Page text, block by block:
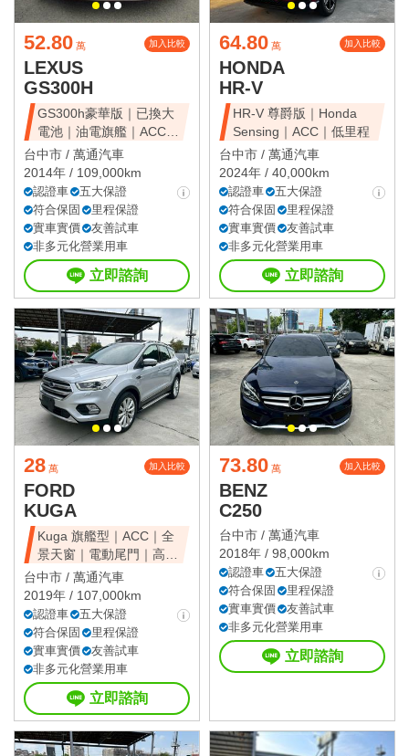
52.80 萬 加入比較
LEXUS
GS300H
GS300h豪華版｜已換大
電池｜油電旗艦｜ACC｜
天窗豪華房
台中市 / 萬通汽車
2014年 / 109,000km
認證車
五大保證
符合保固
里程保證
實車實價
友善試車
非多元化營業用車
立即諮詢
64.80 萬 加入比較
HONDA
HR-V
HR-V 尊爵版｜Honda
Sensing｜ACC｜低里程
台中市 / 萬通汽車
2024年 / 40,000km
認證車
五大保證
符合保固
里程保證
實車實價
友善試車
非多元化營業用車
立即諮詢
28 萬 加入比較
FORD
KUGA
Kuga 旗艦型｜ACC｜全
景天窗｜電動尾門｜高CP
值休旅
台中市 / 萬通汽車
2019年 / 107,000km
認證車
五大保證
符合保固
里程保證
實車實價
友善試車
非多元化營業用車
立即諮詢
73.80 萬 加入比較
BENZ
C250
台中市 / 萬通汽車
2018年 / 98,000km
認證車
五大保證
符合保固
里程保證
實車實價
友善試車
非多元化營業用車
立即諮詢